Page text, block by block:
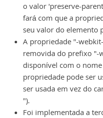
o valor 'preserve-
fará com que a
seu valor do elemento
A propriedade "-
removida do prefixo "-
disponível com o
propriedade pode ser
ser usada em vez do
").
Foi implementada a